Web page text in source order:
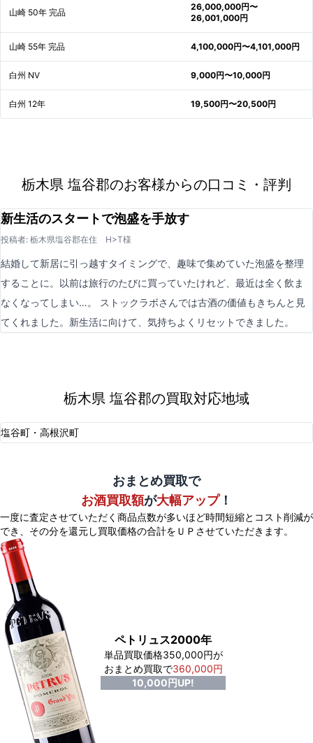
山崎 50年 完品
26,000,000円〜
26,001,000円
山崎 55年 完品 4,100,000円〜4,101,000円
白州 NV 9,000円〜10,000円
白州 12年 19,500円〜20,500円
栃木県 塩谷郡のお客様からの口コミ・評判
新生活のスタートで泡盛を手放す
投稿者: 栃木県塩谷郡在住 H>T様
結婚して新居に引っ越すタイミングで、趣味で集めていた泡盛を整理
することに。以前は旅行のたびに買っていたけれど、最近は全く飲ま
なくなってしまい…。 ストックラボさんでは古酒の価値もきちんと見
てくれました。新生活に向けて、気持ちよくリセットできました。
栃木県 塩谷郡の買取対応地域
塩谷町・高根沢町
おまとめ買取で
お酒買取額が大幅アップ！
一度に査定させていただく商品点数が多いほど時間短縮とコスト削減が
でき、 その分を還元し買取価格の合計をＵＰさせていただきます。
ペトリュス2000年
単品買取価格350,000円が
おまとめ買取で360,000円
10,000円UP!